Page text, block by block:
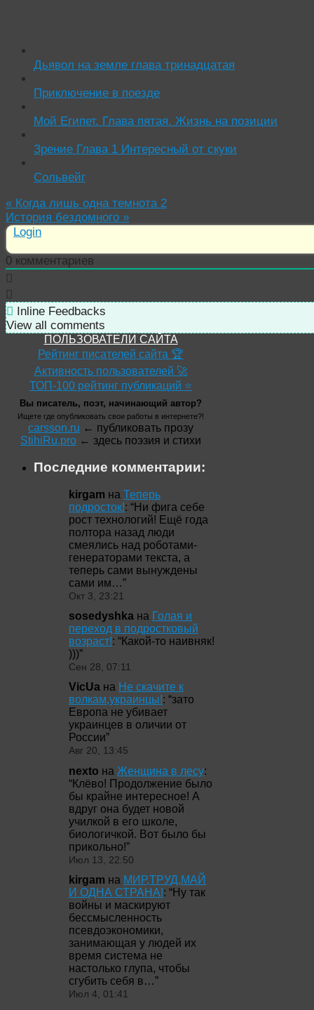
Дьявол на земле глава тринадцатая
Приключение в поезде
Мой Египет. Глава пятая. Жизнь на позиции
Зрение Глава 1 Интересный от скуки
Сольвейг
« Когда лишь одна темнота 2
История бездомного »
Login
0 комментариев
Inline Feedbacks
View all comments
ПОЛЬЗОВАТЕЛИ САЙТА
Рейтинг писателей сайта 🏆
Активность пользователей 🚀
ТОП-100 рейтинг публикаций ⭐
Вы писатель, поэт, начинающий автор?
Ищете где опубликовать свои работы в интернете?!
carsson.ru ← публиковать прозу
StihiRu.pro ← здесь поэзия и стихи
Последние комментарии:
kirgam на Теперь
подросток!: “Ни фига себе
рост технологий! Ещё года
полтора назад люди
смеялись над роботами-
генераторами текста, а
теперь сами вынуждены
сами им…”
Окт 3, 23:21
sosedyshka на Голая и
переход в подростковый
возраст!: “Какой-то наивняк!
)))”
Сен 28, 07:11
VicUa на Не скачите к
волкам,украинцы!: “зато
Европа не убивает
украинцев в оличии от
России”
Авг 20, 13:45
nexto на Женщина в лесу:
“Клёво! Продолжение было
бы крайне интересное! А
вдруг она будет новой
училкой в его школе,
биологичкой. Вот было бы
прикольно!”
Июл 13, 22:50
kirgam на МИР,ТРУД,МАЙ
И ОДНА СТРАНА!: “Ну так
войны и маскируют
бессмысленность
псевдоэкономики,
занимающая у людей их
время система не
настолько глупа, чтобы
сгубить себя в…”
Июл 4, 01:41